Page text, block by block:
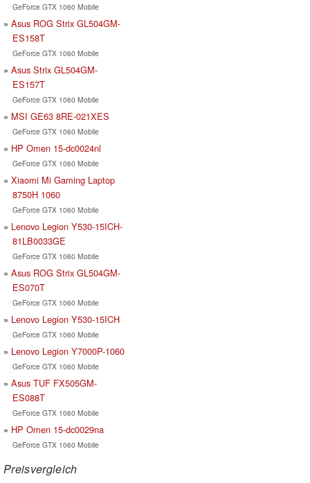
GeForce GTX 1060 Mobile
Asus ROG Strix GL504GM-
ES158T
GeForce GTX 1060 Mobile
Asus Strix GL504GM-
ES157T
GeForce GTX 1060 Mobile
MSI GE63 8RE-021XES
GeForce GTX 1060 Mobile
HP Omen 15-dc0024nl
GeForce GTX 1060 Mobile
Xiaomi Mi Gaming Laptop
8750H 1060
GeForce GTX 1060 Mobile
Lenovo Legion Y530-15ICH-
81LB0033GE
GeForce GTX 1060 Mobile
Asus ROG Strix GL504GM-
ES070T
GeForce GTX 1060 Mobile
Lenovo Legion Y530-15ICH
GeForce GTX 1060 Mobile
Lenovo Legion Y7000P-1060
GeForce GTX 1060 Mobile
Asus TUF FX505GM-
ES088T
GeForce GTX 1060 Mobile
HP Omen 15-dc0029na
GeForce GTX 1060 Mobile
Preisvergleich